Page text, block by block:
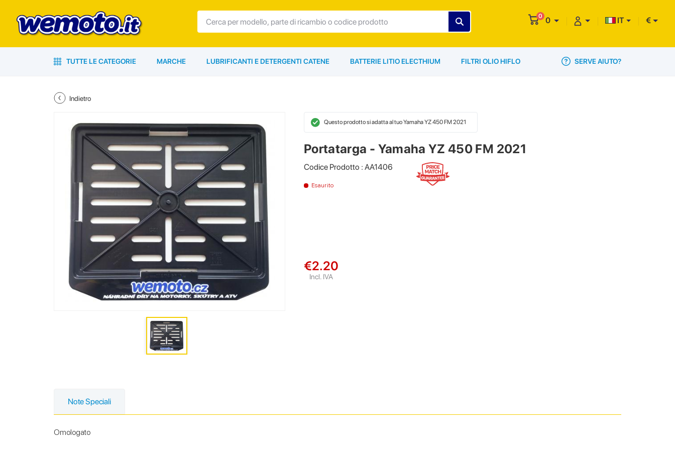
0 0 IT €
TUTTE LE CATEGORIE MARCHE LUBRIFICANTI E DETERGENTI CATENE BATTERIE LITIO ELECTHIUM FILTRI OLIO HIFLO SERVE AIUTO?
Indietro
Questo prodotto si adatta al tuo Yamaha YZ 450 FM 2021
Portatarga - Yamaha YZ 450 FM 2021
Codice Prodotto : AA1406
Esaurito
€2.20
Incl. IVA
Note Speciali
Omologato